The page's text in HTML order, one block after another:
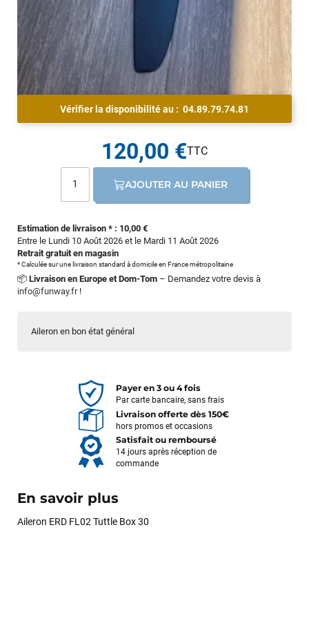
Aileron en bon état général
Vérifier la disponibilité au : 04.89.79.74.81
Estimation de livraison * : 10,00 €
Entre le Lundi 10 Août 2026 et le Mardi 11 Août 2026
Retrait gratuit en magasin
* Calculée sur une livraison standard à domicile en France métropolitaine
📦 Livraison en Europe et Dom-Tom – Demandez votre devis à
info@funway.fr!
120,00 €
AJOUTER AU PANIER
Payer en 3 ou 4 fois
Par carte bancaire, sans frais
Livraison offerte dès 150€
hors promos et occasions
Satisfait ou remboursé
14 jours après réception de
commande
En savoir plus
Aileron ERD FL02 Tuttle Box 30